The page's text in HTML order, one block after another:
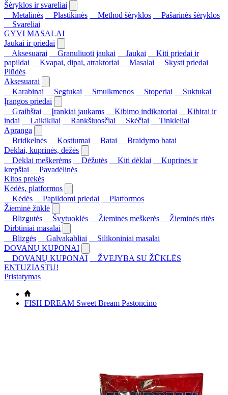
Šėryklos ir svareliai
Metalinės
Plastikinės Method šėryklos
Pašarinės šėryklos
Svareliai
GYVI MASALAI
Jaukai ir priedai
Aksesuarai
Granuliuoti jaukai Jaukai
Kiti priedai ir
papildai
Kvapai, dipai, atraktoriai Masalai
Skysti priedai
Plūdės
Aksesuarai
Karabinai
Segtukai Smulkmenos Stoperiai
Suktukai
Įrangos priedai
Graibštai
Įrankiai jaukams Kibimo indikatoriai
Kibirai ir
indai
Laikikliai Rankšluosčiai Skėčiai
Tinkleliai
Apranga
Bridkelnės
Kostiumai Batai
Braidymo batai
Dėklai, kuprinės, dėžės
Dėklai meškerėms
Dėžutės Kiti dėklai
Kuprinės ir
krepšiai
Pavadėlinės
Kitos prekės
Kėdės, platformos
Kėdės
Papildomi priedai
Platformos
Žieminė žūklė
Blizgutės
Švytuoklės Žieminės meškerės
Žieminės ritės
Dirbtiniai masalai
Blizgės
Galvakabliai
Silikoniniai masalai
DOVANŲ KUPONAI
DOVANŲ KUPONAI
ŽVEJYBA SU ŽŪKLĖS
ENTUZIASTU!
Pristatymas
FISH DREAM Sweet Bream Pastoncino